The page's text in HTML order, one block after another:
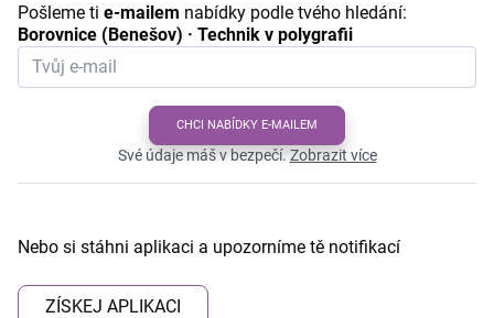
Pošleme ti e-mailem nabídky podle tvého hledání:
Borovnice (Benešov) · Technik v polygrafii
CHCI NABÍDKY E-MAILEM
Své údaje máš v bezpečí.Zobrazit více
Nebo si stáhni aplikaci a upozorníme tě notifikací
ZÍSKEJ APLIKACI